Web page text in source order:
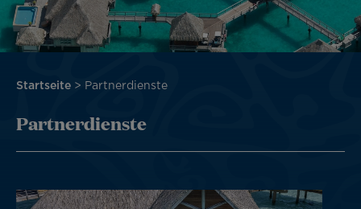
Pfadnavigation
Startseite Partnerdienste
Partnerdienste